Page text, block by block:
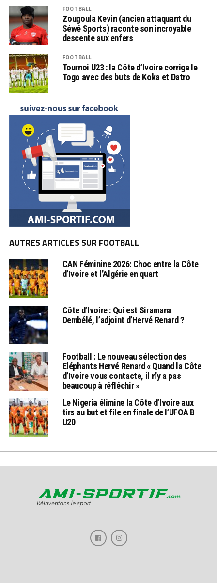
FOOTBALL
Zougoula Kevin (ancien attaquant du
Séwé Sports) raconte son incroyable
descente aux enfers
FOOTBALL
Tournoi U23 : la Côte d’Ivoire corrige le
Togo avec des buts de Koka et Datro
AUTRES ARTICLES SUR FOOTBALL
CAN Féminine 2026: Choc entre la Côte
d’Ivoire et l’Algérie en quart
Côte d’Ivoire : Qui est Siramana
Dembélé, l’adjoint d’Hervé Renard ?
Football : Le nouveau sélection des
Eléphants Hervé Renard « Quand la Côte
d’Ivoire vous contacte, il n’y a pas
beaucoup à réfléchir »
Le Nigeria élimine la Côte d’Ivoire aux
tirs au but et file en finale de l’UFOA B
U20